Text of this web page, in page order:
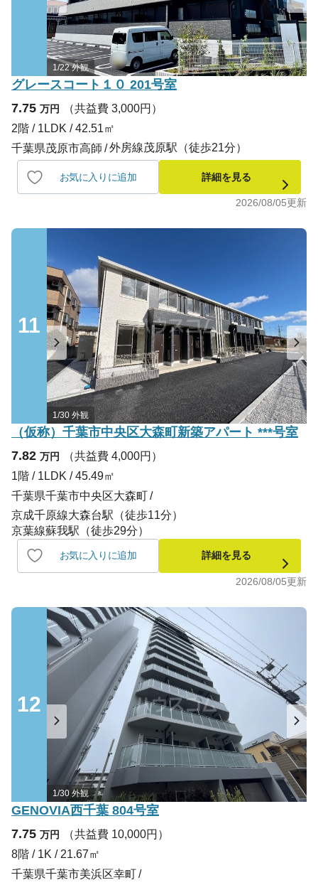
1/22 外観
グレースコート１０ 201号室
7.75 万円
（共益費 3,000円）
2階 / 1LDK / 42.51㎡
千葉県茂原市高師
外房線茂原駅（徒歩21分）
お気に入りに追加 詳細を見る
2026/08/05更新
11
1/30 外観
（仮称）千葉市中央区大森町新築アパート ***号室
7.82 万円
（共益費 4,000円）
1階 / 1LDK / 45.49㎡
千葉県千葉市中央区大森町
京成千原線大森台駅（徒歩11分）
京葉線蘇我駅（徒歩29分）
お気に入りに追加 詳細を見る
2026/08/05更新
12
1/30 外観
GENOVIA西千葉 804号室
7.75 万円
（共益費 10,000円）
8階 / 1K / 21.67㎡
千葉県千葉市美浜区幸町